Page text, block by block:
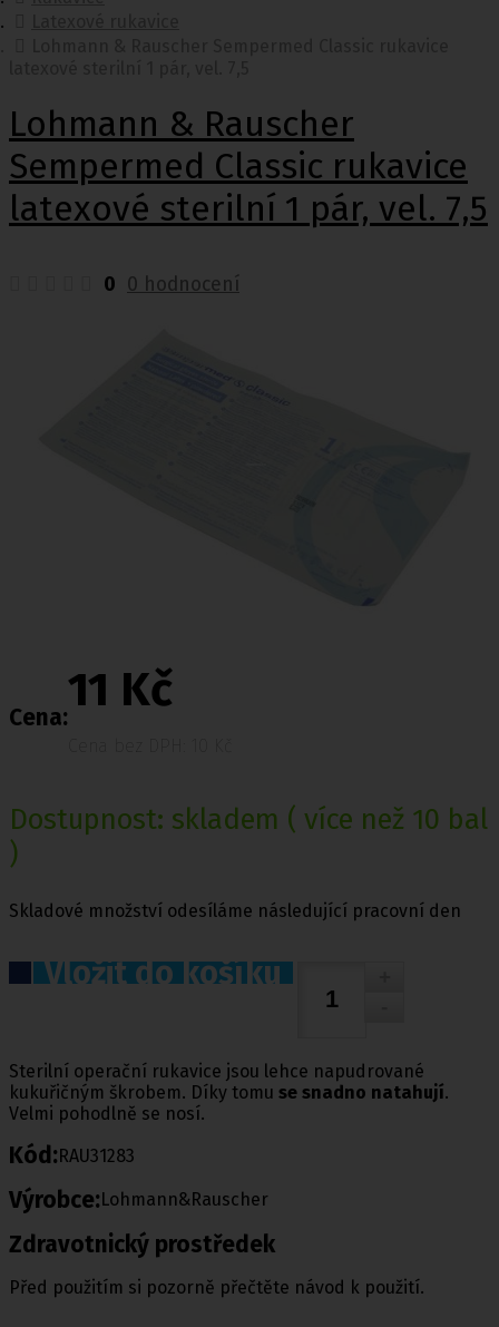
Lohmann & Rauscher
Sempermed Classic rukavice
latexové sterilní 1 pár, vel. 7,5
0 0 hodnocení
Cena:
11 Kč
Dostupnost: skladem ( více než 10 bal
)
Skladové množství odesíláme následující pracovní den
Vložit do košíku
Sterilní operační rukavice jsou lehce napudrované
kukuřičným škrobem. Díky tomu se snadno natahují.
Velmi pohodlně se nosí.
Kód:RAU31283
Výrobce:Lohmann&Rauscher
Zdravotnický prostředek
Před použitím si pozorně přečtěte návod k použití.